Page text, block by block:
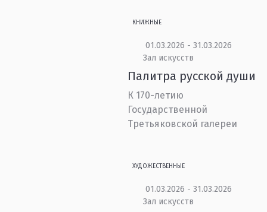
КНИЖНЫЕ
01.03.2026 - 31.03.2026
Зал искусств
Палитра русской души
К 170-летию
Государственной
Третьяковской галереи
ХУДОЖЕСТВЕННЫЕ
01.03.2026 - 31.03.2026
Зал искусств